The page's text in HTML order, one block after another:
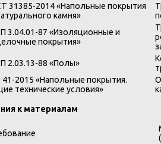
31385-2014 «Напольные покрытия
камня»
3.04.01-87 «Изоляционные и
покрытия»
2.03.13-88 «Полы»
41-2015 «Напольные покрытия.
технические условия»
к материалам